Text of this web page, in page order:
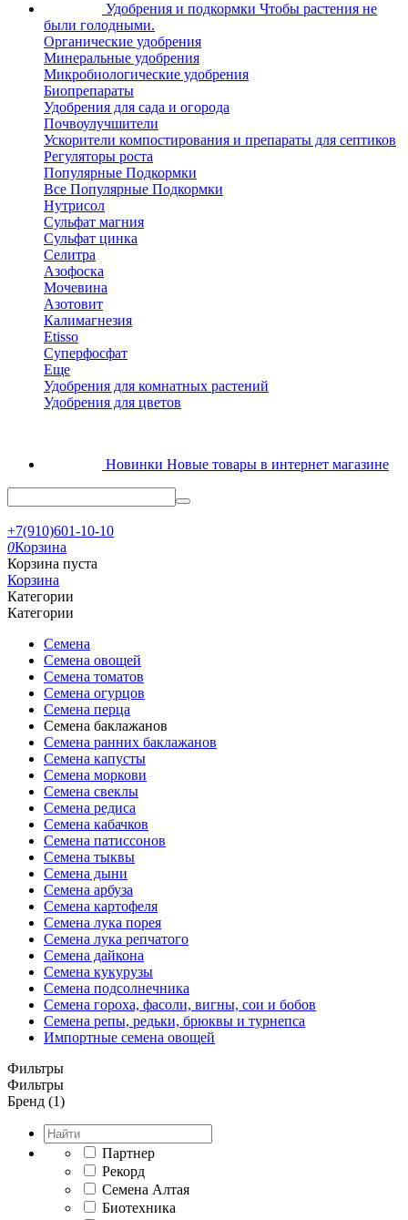
Удобрения и подкормки Чтобы растения не
были голодными.
Органические удобрения
Минеральные удобрения
Микробиологические удобрения
Биопрепараты
Удобрения для сада и огорода
Почвоулучшители
Ускорители компостирования и препараты для септиков
Регуляторы роста
Популярные Подкормки
Все Популярные Подкормки
Нутрисол
Сульфат магния
Сульфат цинка
Селитра
Азофоска
Мочевина
Азотовит
Калимагнезия
Etisso
Суперфосфат
Еще
Удобрения для комнатных растений
Удобрения для цветов
Новинки Новые товары в интернет магазине
+7(910)601-10-10
0Корзина
Корзина пуста
Корзина
Категории
Категории
Семена
Семена овощей
Семена томатов
Семена огурцов
Семена перца
Семена баклажанов
Семена ранних баклажанов
Семена капусты
Семена моркови
Семена свеклы
Семена редиса
Семена кабачков
Семена патиссонов
Семена тыквы
Семена дыни
Семена арбуза
Семена картофеля
Семена лука порея
Семена лука репчатого
Семена дайкона
Семена кукурузы
Семена подсолнечника
Семена гороха, фасоли, вигны, сои и бобов
Семена репы, редьки, брюквы и турнепса
Импортные семена овощей
Фильтры
Фильтры
Бренд (1)
Партнер
Рекорд
Семена Алтая
Биотехника